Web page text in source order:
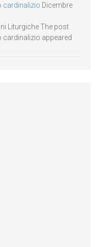
cardinalizio Dicembre
Liturgiche The post
cardinalizio appeared